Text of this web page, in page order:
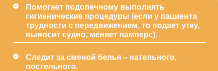
Помогает подопечному выполнять
гигиенические процедуры (если у пациента
трудности с передвижением, то подает утку,
выносит судно, меняет памперс).
Следит за сменой белья – нательного,
постельного.